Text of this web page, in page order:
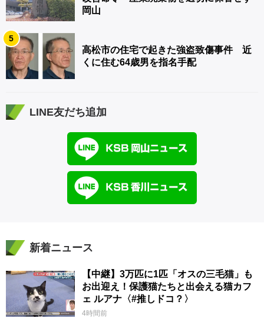
岡山
5
高松市の住宅で起きた強盗致傷事件 近
くに住む64歳男を指名手配
LINE友だち追加
新着ニュース
【中継】3万匹に1匹「オスの三毛猫」も
お出迎え！保護猫たちと出会える猫カフ
ェ ルアナ〈#推しドコ？〉
4時間前